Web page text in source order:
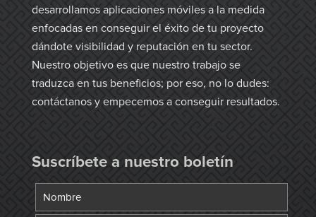
desarrollamos aplicaciones móviles a la medida
enfocadas en conseguir el éxito de tu proyecto
dándote visibilidad y reputación en tu sector.
Nuestro objetivo es que nuestro trabajo se
traduzca en tus beneficios; por eso, no lo dudes:
contáctanos y empecemos a conseguir resultados.
Suscríbete a nuestro boletín